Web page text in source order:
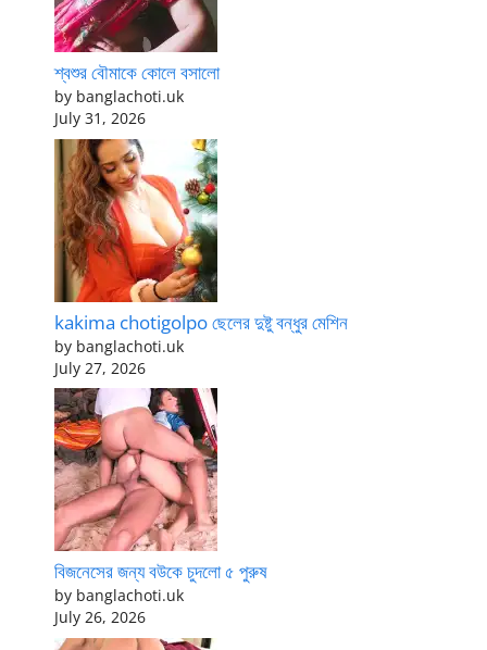
শ্বশুর বৌমাকে কোলে বসালো
by banglachoti.uk
July 31, 2026
kakima chotigolpo ছেলের দুষ্টু বন্ধুর মেশিন
by banglachoti.uk
July 27, 2026
বিজনেসের জন্য বউকে চুদলো ৫ পুরুষ
by banglachoti.uk
July 26, 2026